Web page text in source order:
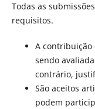
Todas as
requisitos.
A
sendo
contrário,
São aceitos
podem